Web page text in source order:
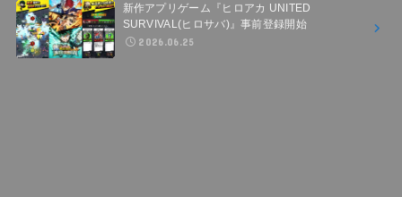
新作アプリゲーム『ヒロアカ UNITED
SURVIVAL(ヒロサバ)』事前登録開始
2026.06.25